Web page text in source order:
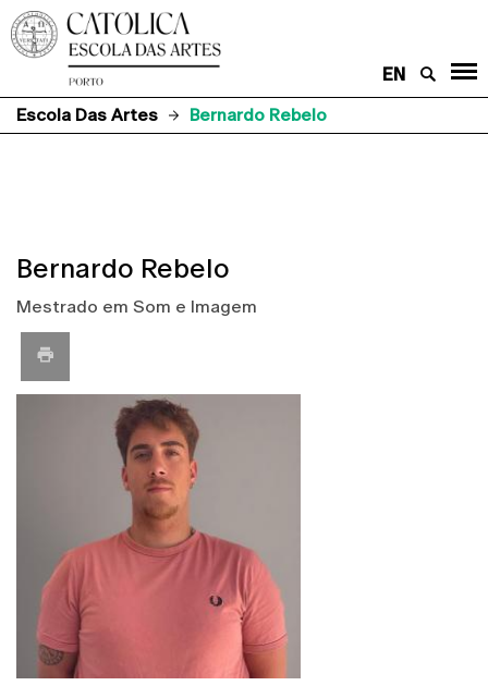
EN
Escola Das Artes
Bernardo Rebelo
Bernardo Rebelo
Mestrado em Som e Imagem